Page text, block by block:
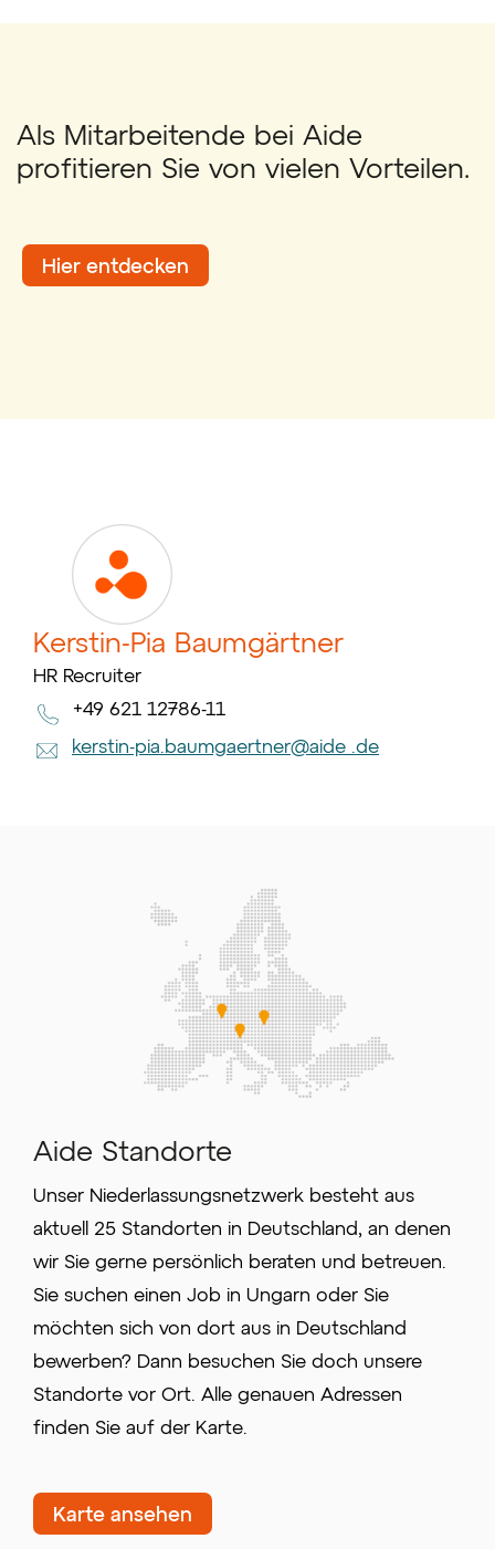
Als Mitarbeitende bei Aide
profitieren Sie von vielen Vorteilen.
Hier entdecken
Kerstin-Pia Baumgärtner
HR Recruiter
+49 621 12786-11
kerstin-pia.baumgaertner@aide .de
Aide Standorte
Unser Niederlassungsnetzwerk besteht aus
aktuell 25 Standorten in Deutschland, an denen
wir Sie gerne persönlich beraten und betreuen.
Sie suchen einen Job in Ungarn oder Sie
möchten sich von dort aus in Deutschland
bewerben? Dann besuchen Sie doch unsere
Standorte vor Ort. Alle genauen Adressen
finden Sie auf der Karte.
Karte ansehen